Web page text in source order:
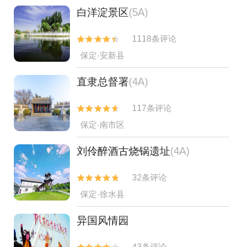
白洋淀景区(5A)


1118条评论
保定·安新县
直隶总督署(4A)


117条评论
保定·南市区
刘伶醉酒古烧锅遗址(4A)


32条评论
保定·徐水县
异国风情园